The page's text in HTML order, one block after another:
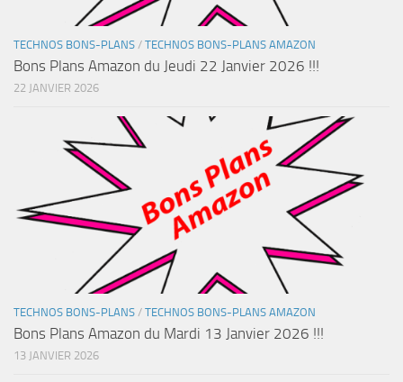
TECHNOS BONS-PLANS / TECHNOS BONS-PLANS AMAZON
Bons Plans Amazon du Jeudi 22 Janvier 2026 !!!
22 JANVIER 2026
TECHNOS BONS-PLANS / TECHNOS BONS-PLANS AMAZON
Bons Plans Amazon du Mardi 13 Janvier 2026 !!!
13 JANVIER 2026